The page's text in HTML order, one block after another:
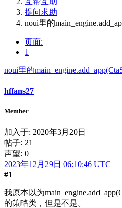
提问求助
noui里的
页面:
1
noui里的
hffans27
Member
加入于: 2020年3月20日
帖子: 21
声望: 0
2023年12月29日 06:10:46 UTC
#1
我原本以为
的策略类，但是不是。